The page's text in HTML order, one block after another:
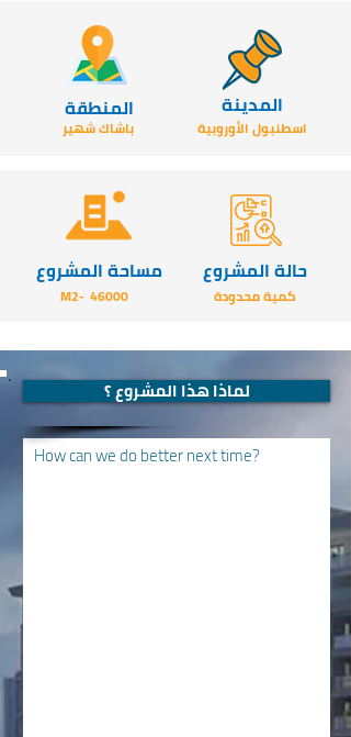
المنطقة
باشاك شهير
المدينة
اسطنبول الأوروبية
مساحة المشروع
46000
-M2
حالة المشروع
كمية محدودة
How can we do better next time?
لماذا هذا المشروع ؟